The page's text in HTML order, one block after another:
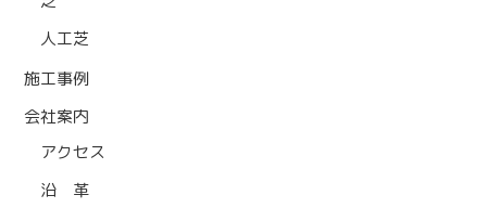
人工芝
施工事例
会社案内
アクセス
沿 革